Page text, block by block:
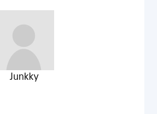
Junkky